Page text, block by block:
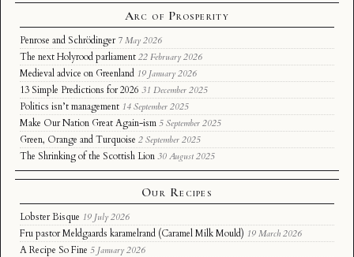
Arc of Prosperity
Penrose and Schrödinger 7 May 2026
The next Holyrood parliament 22 February 2026
Medieval advice on Greenland 19 January 2026
13 Simple Predictions for 2026 31 December 2025
Politics isn’t management 14 September 2025
Make Our Nation Great Again-ism 5 September 2025
Green, Orange and Turquoise 2 September 2025
The Shrinking of the Scottish Lion 30 August 2025
Our Recipes
Lobster Bisque 19 July 2026
Fru pastor Meldgaards karamelrand (Caramel Milk Mould) 19 March 2026
A Recipe So Fine 5 January 2026